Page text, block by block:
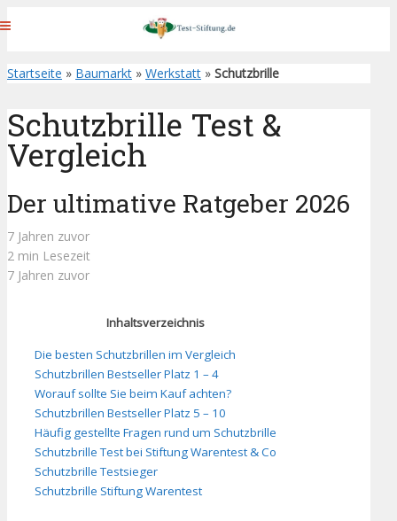
Startseite » Baumarkt » Werkstatt » Schutzbrille
Schutzbrille Test &
Vergleich
Der ultimative Ratgeber 2026
7 Jahren zuvor
2 min Lesezeit
7 Jahren zuvor
Inhaltsverzeichnis
Die besten Schutzbrillen im Vergleich
Schutzbrillen Bestseller Platz 1 – 4
Worauf sollte Sie beim Kauf achten?
Schutzbrillen Bestseller Platz 5 – 10
Häufig gestellte Fragen rund um Schutzbrille
Schutzbrille Test bei Stiftung Warentest & Co
Schutzbrille Testsieger
Schutzbrille Stiftung Warentest